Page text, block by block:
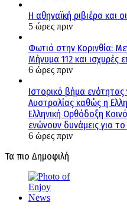
Η αθηναϊκή ριβιέρα και
5 ώρες πριν
Φωτιά στην Κορινθία:
Μήνυμα 112 και ισχυρές
6 ώρες πριν
Ιστορικό βήμα ενότητας
Αυστραλίας καθώς η
Ελληνική Ορθόδοξη
ενώνουν δυνάμεις για
6 ώρες πριν
Τα πιο Δημοφιλή